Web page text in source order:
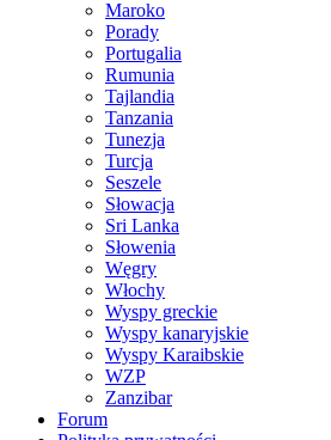
Maroko
Porady
Portugalia
Rumunia
Tajlandia
Tanzania
Tunezja
Turcja
Seszele
Słowacja
Sri Lanka
Słowenia
Węgry
Włochy
Wyspy greckie
Wyspy kanaryjskie
Wyspy Karaibskie
WZP
Zanzibar
Forum